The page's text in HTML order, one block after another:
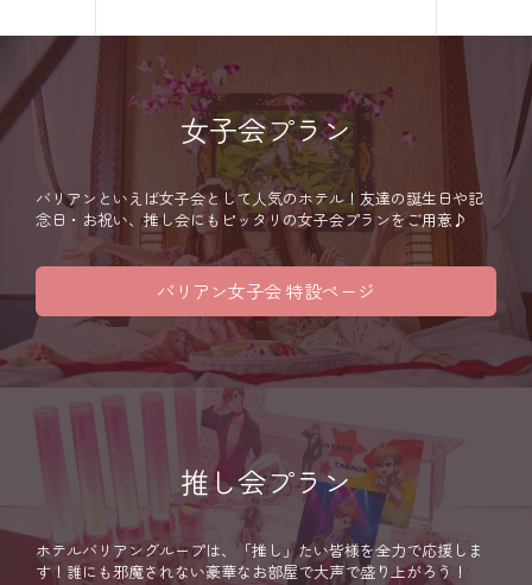
女子会プラン
バリアンといえば女子会として人気のホテル！友達の誕生日や記
念日・お祝い、推し会にもピッタリの女子会プランをご用意♪
バリアン女子会 特設ページ
推し会プラン
ホテルバリアングループは、「推し」たい皆様を全力で応援しま
す！誰にも邪魔されない豪華なお部屋で大声で盛り上がろう！